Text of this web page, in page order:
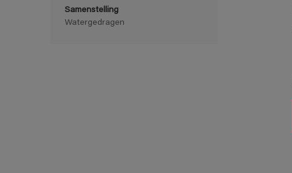
Samenstelling
Watergedragen